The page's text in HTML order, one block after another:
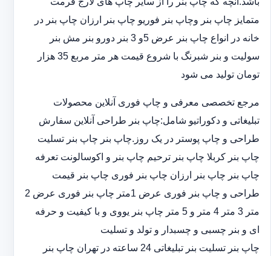
متمایز چاپ بنر وچاپ بنر فوریو چاپ بنر ارزان چاپ بنر در
خانه در انواع چاپ بنر عرض 5و 3 بنر دورو بنر مش بنر
سولیت و بنر شبرنگ با شروع قیمت هر متر مربع 35 هزار
تومان تولید می شود
مرجع تخصصی معرفی و چاپ فوری آنلاین محصولات
تبلیغاتی و دکوراتیو شامل:چاپ بنر طراحی آنلاین سفارش
طراحی و چاپ پوستر در یک روز.چاپ بنر چاپ بنر تسلیت
چاپ بنر کربلا چاپ بنر ترحیم چاپ بنر و اکوسالونت تعرفه
چاپ بنر چاپ بنر ارزان چاپ بنر فوری چاپ بنر قیمت
طراحی و چاپ بنر فوری عرض 1متر چاپ بنر فوری عرض 2
متر 3 متر 4 متر و 5 متر چاپ بنر یووی و با کیفیت و حرفه
ای و بنر چسبی و چسبدار و تولد و تسلیت
چاپ بنر تسلیت بنر تبلیغاتی 24 ساعته در تهران چاپ بنر